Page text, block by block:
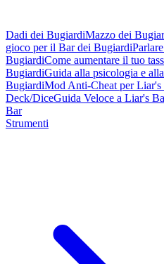
Dadi dei BugiardiMazzo dei
gioco per il Bar dei Bugiardi
BugiardiCome aumentare il tuo
BugiardiGuida alla psicologia e
BugiardiMod Anti-Cheat per Liar's
Deck/DiceGuida Veloce a Liar's
Bar
Strumenti